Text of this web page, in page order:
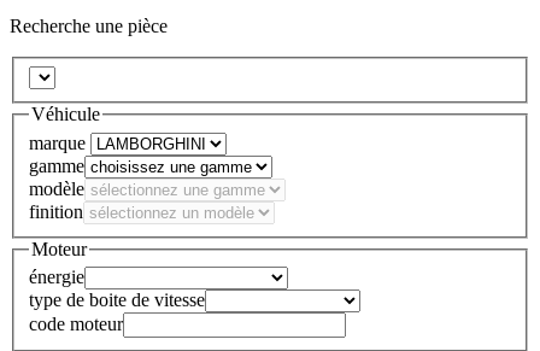
Recherche une pièce
Véhicule
marque
gamme
modèle
finition
Moteur
énergie
type de boite de vitesse
code moteur